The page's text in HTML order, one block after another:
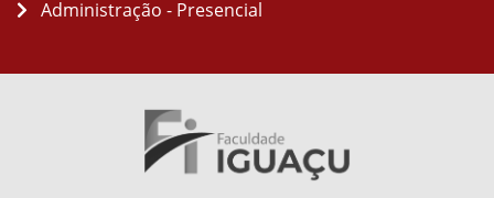
Administração - Presencial